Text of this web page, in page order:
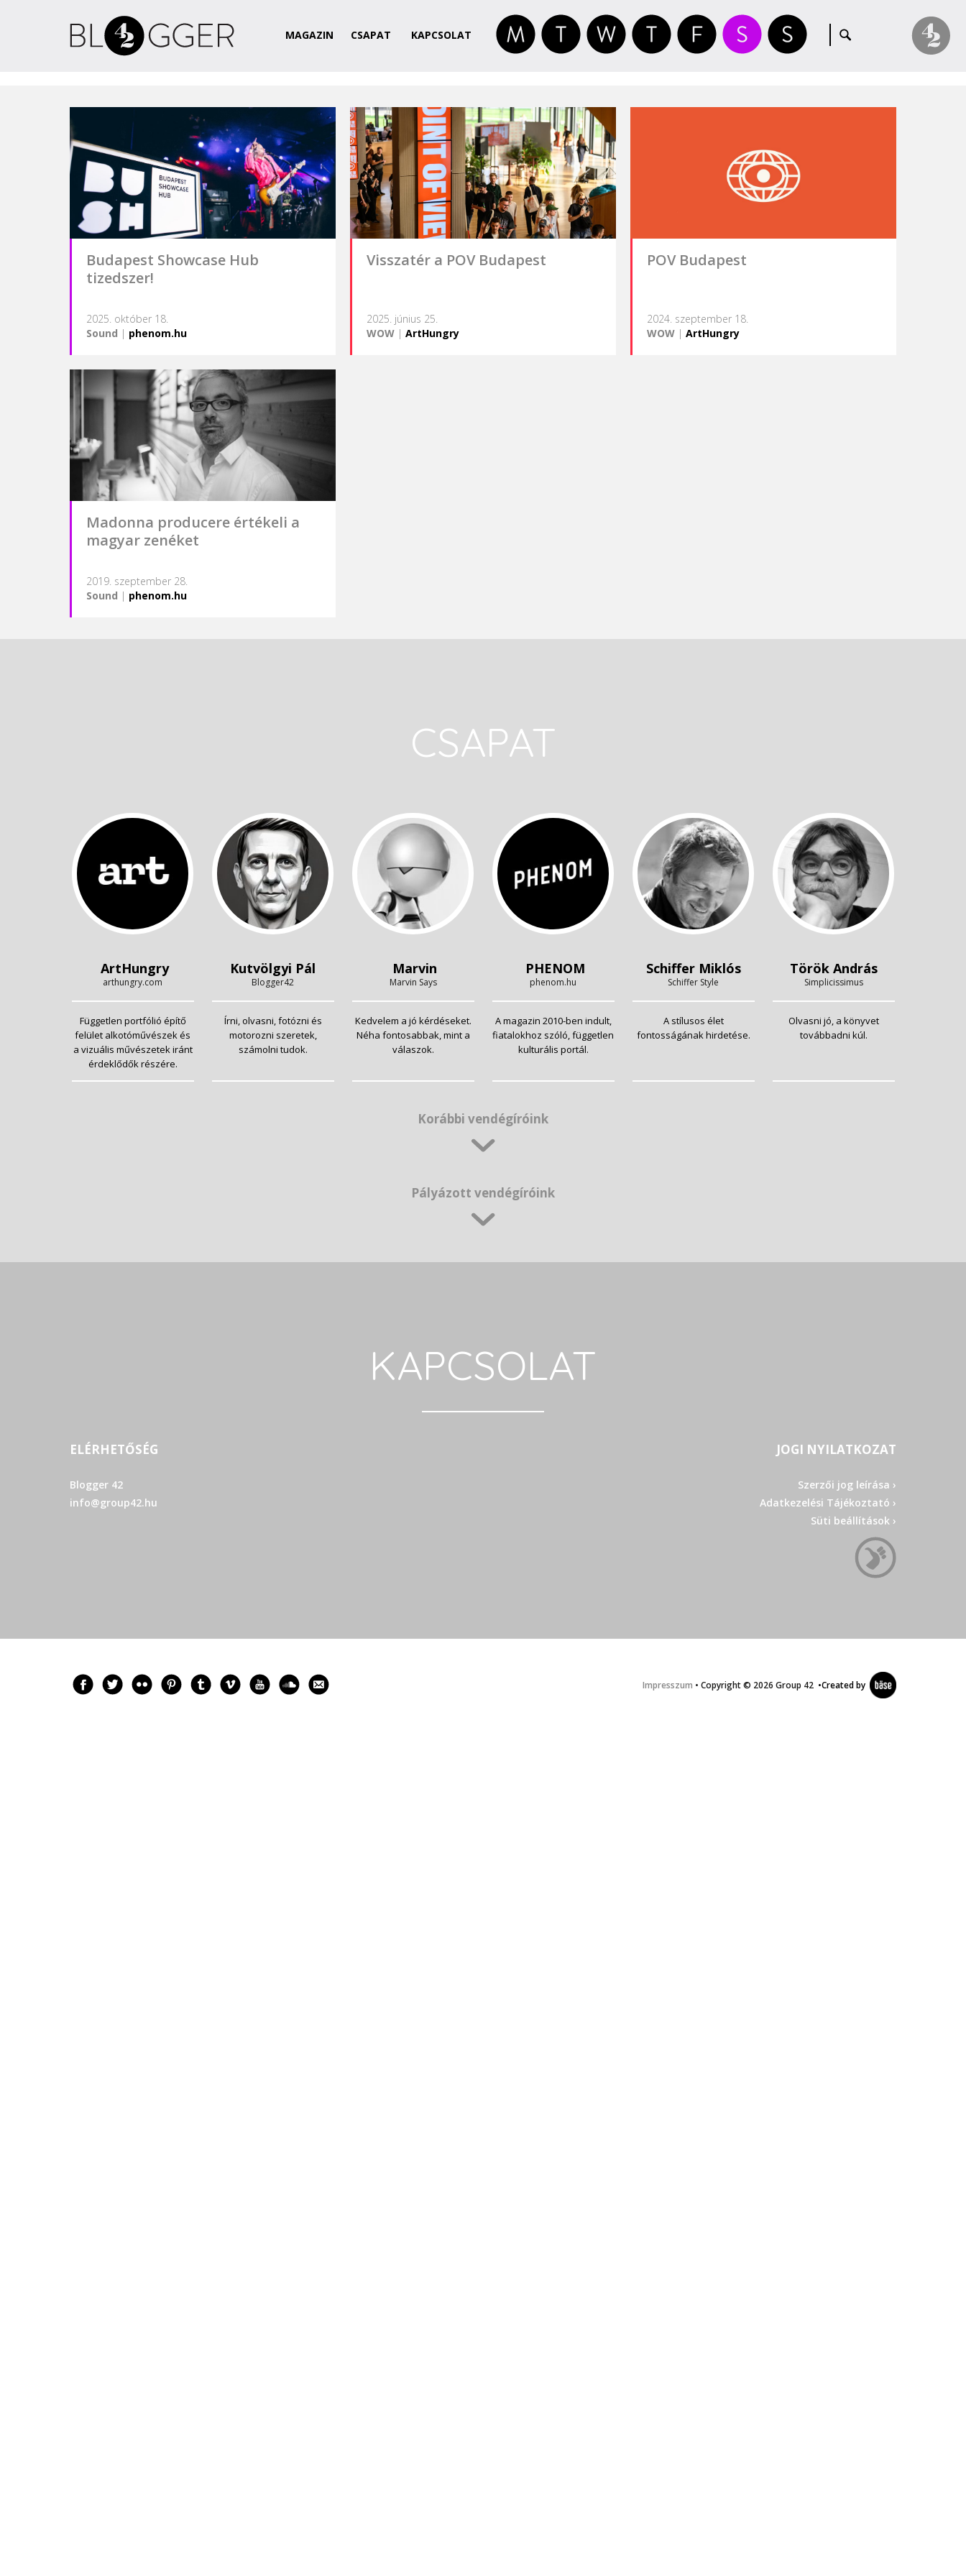
MAGAZIN CSAPAT KAPCSOLAT
Budapest Showcase Hub
tizedszer!
2025. október 18.
Sound | phenom.hu
Visszatér a POV Budapest
2025. június 25.
WOW | ArtHungry
POV Budapest
2024. szeptember 18.
WOW | ArtHungry
Madonna producere értékeli a
magyar zenéket
2019. szeptember 28.
Sound | phenom.hu
CSAPAT
ArtHungry
arthungry.com
Független portfólió építő
felület alkotóművészek és
a vizuális művészetek iránt
érdeklődők részére.
Kutvölgyi Pál
Blogger42
Írni, olvasni, fotózni és
motorozni szeretek,
számolni tudok.
Marvin
Marvin Says
Kedvelem a jó kérdéseket.
Néha fontosabbak, mint a
válaszok.
PHENOM
phenom.hu
A magazin 2010-ben indult,
fiatalokhoz szóló, független
kulturális portál.
Schiffer Miklós
Schiffer Style
A stílusos élet
fontosságának hirdetése.
Török András
Simplicissimus
Olvasni jó, a könyvet
továbbadni kúl.
Korábbi vendégíróink
Pályázott vendégíróink
KAPCSOLAT
ELÉRHETŐSÉG
Blogger 42
info@group42.hu
JOGI NYILATKOZAT
Szerzői jog leírása ›
Adatkezelési Tájékoztató ›
Süti beállítások ›
Impresszum • Copyright © 2026 Group 42 •Created by